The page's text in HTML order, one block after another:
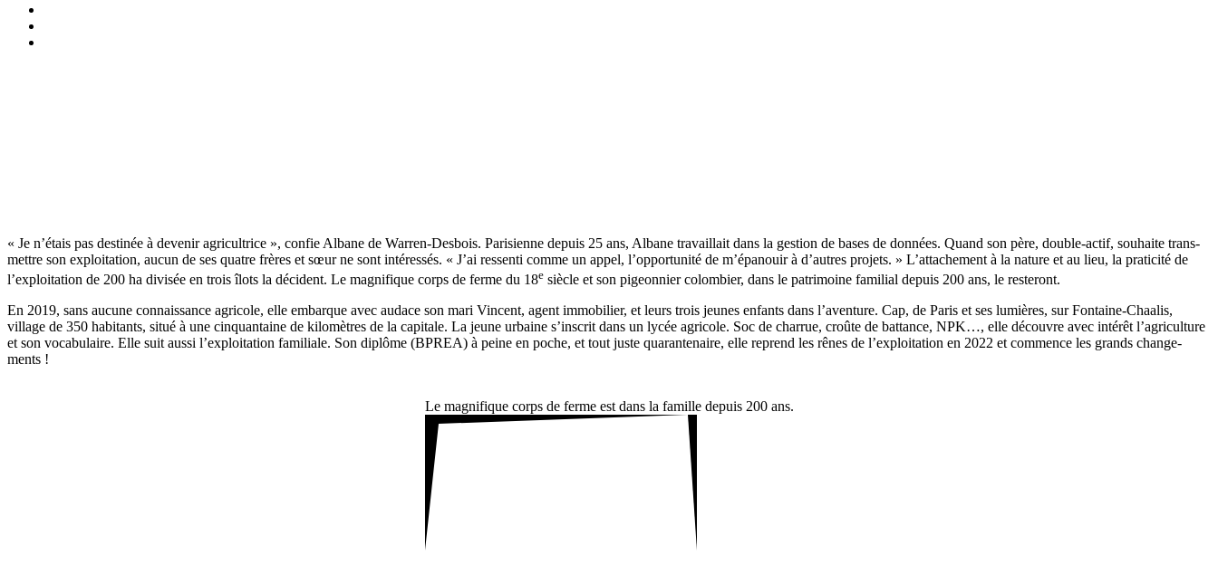
« Je n’étais pas destinée à devenir agri­cul­trice », confie Albane de Warren-Desbois. Pari­sienne depuis 25 ans, Albane travaillait dans la gestion de bases de données. Quand son père, double-actif, souhaite trans­
mettre son exploi­ta­tion, aucun de ses quatre frères et sœur ne sont inté­ressés. « J’ai ressenti comme un appel, l’opportunité de m’épanouir à d’autres projets. » L’attachement à la nature et au lieu, la prati­cité de
l’exploitation de 200 ha divisée en trois îlots la décident. Le magni­fique corps de ferme du 18e siècle et son pigeon­nier colom­bier, dans le patri­moine fami­lial depuis 200 ans, le reste­ront.
En 2019, sans aucune connais­sance agri­cole, elle embarque avec audace son mari Vincent, agent immo­bi­lier, et leurs trois jeunes enfants dans l’aventure. Cap, de Paris et ses lumières, sur Fontaine-Chaalis,
village de 350 habi­tants, situé à une cinquan­taine de kilo­mètres de la capi­tale. La jeune urbaine s’inscrit dans un lycée agri­cole. Soc de charrue, croûte de battance, NPK…, elle découvre avec intérêt l’agriculture
et son voca­bu­laire. Elle suit aussi l’exploitation fami­liale. Son diplôme (BPREA) à peine en poche, et tout juste quaran­te­naire, elle reprend les rênes de l’exploitation en 2022 et commence les grands chan­ge­
ments !
Le magni­fique corps de ferme est dans la famille depuis 200 ans.